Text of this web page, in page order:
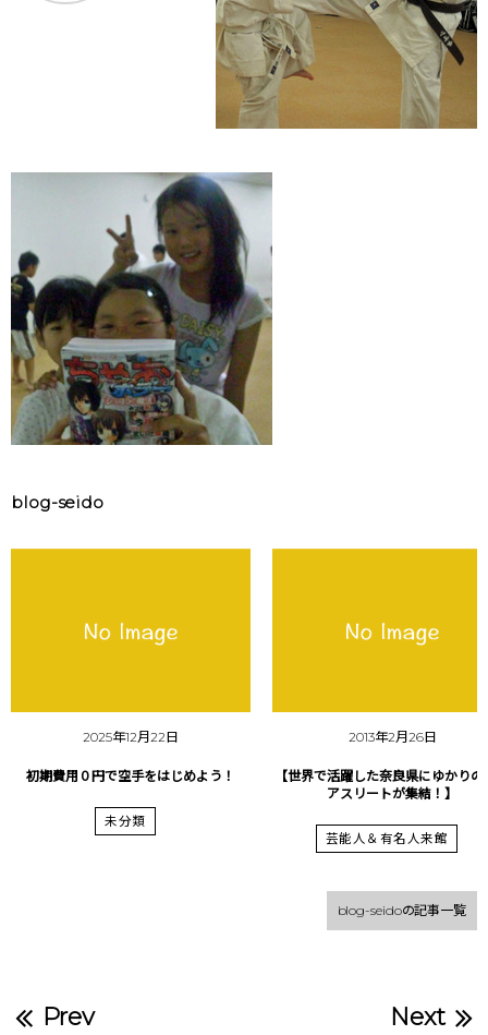
blog-seido
2025年12月22日
初期費用０円で空手をはじめよう！
未分類
2013年2月26日
【世界で活躍した奈良県にゆかりの
アスリートが集結！】
芸能人＆有名人来館
blog-seidoの記事一覧
Prev Next